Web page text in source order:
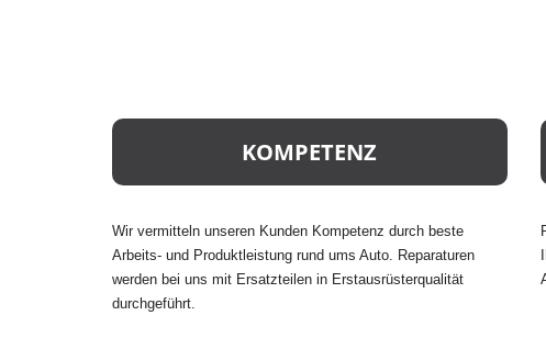
KOMPETENZ
Wir vermitteln unseren Kunden Kompetenz durch beste
Arbeits- und Produktleistung rund ums Auto. Reparaturen
werden bei uns mit Ersatzteilen in Erstausrüsterqualität
durchgeführt.